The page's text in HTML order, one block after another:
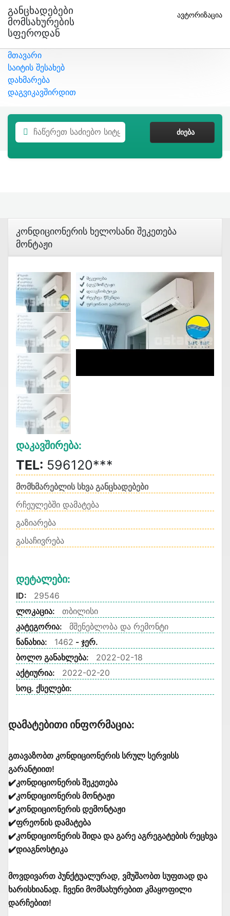
Განცხადებები
Მომსახურების
Სფეროდან
ავტორიზაცია
მთავარი
საიტის შესახებ
დახმარება
დაგვიკავშირდით
ᲫᲘᲔᲑᲐ
Კონდიციონერის Ხელოსანი Შეკეთება
Მონტაჟი
Დაკავშირება:
TEL: 596120***
მომხმარებლის სხვა განცხადებები
რჩეულებში დამატება
გაზიარება
გასაჩივრება
Დეტალები:
ID:
29546
ლოკაცია:
თბილისი
კატეგორია:
მშენებლობა და რემონტი
ნანახია:
1462 - ჯერ.
ბოლო განახლება:
2022-02-18
აქტიურია:
2022-02-20
სოც. ქსელები:
Დამატებითი Ინფორმაცია:
გთავაზობთ კონდიციონერის სრულ სერვისს
გარანტიით!
✔️კონდიციონერის შეკეთება
✔️კონდიციონერის მონტაჟი
✔️კონდიციონერის დემონტაჟი
✔️ფრეონის დამატება
✔️კონდიციონერის შიდა და გარე აგრეგატების რეცხვა
✔️დიაგნოსტიკა
მოვდივართ პუნქტუალურად, ვმუშაობთ სუფთად და
ხარისხიანად. ჩვენი მომსახურებით კმაყოფილი
დარჩებით!